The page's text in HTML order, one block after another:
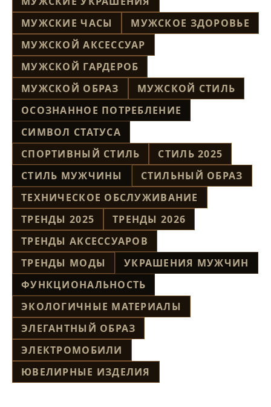
МУЖСКИЕ ЧАСЫ
МУЖСКОЕ ЗДОРОВЬЕ
МУЖСКОЙ АКСЕССУАР
МУЖСКОЙ ГАРДЕРОБ
МУЖСКОЙ ОБРАЗ
МУЖСКОЙ СТИЛЬ
ОСОЗНАННОЕ ПОТРЕБЛЕНИЕ
СИМВОЛ СТАТУСА
СПОРТИВНЫЙ СТИЛЬ
СТИЛЬ 2025
СТИЛЬ МУЖЧИНЫ
СТИЛЬНЫЙ ОБРАЗ
ТЕХНИЧЕСКОЕ ОБСЛУЖИВАНИЕ
ТРЕНДЫ 2025
ТРЕНДЫ 2026
ТРЕНДЫ АКСЕССУАРОВ
ТРЕНДЫ МОДЫ
УКРАШЕНИЯ МУЖЧИН
ФУНКЦИОНАЛЬНОСТЬ
ЭКОЛОГИЧНЫЕ МАТЕРИАЛЫ
ЭЛЕГАНТНЫЙ ОБРАЗ
ЭЛЕКТРОМОБИЛИ
ЮВЕЛИРНЫЕ ИЗДЕЛИЯ